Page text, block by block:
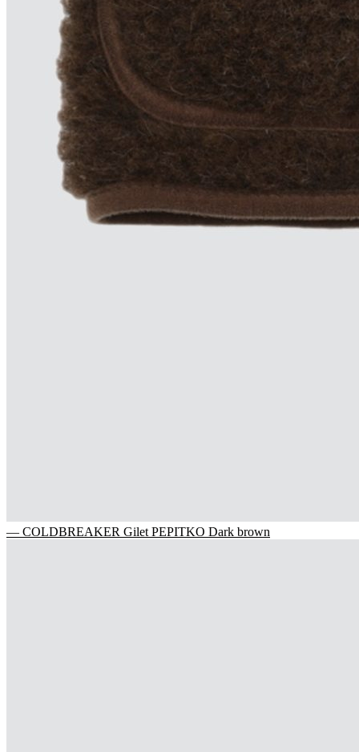
— COLDBREAKER Gilet PEPITKO Dark brown